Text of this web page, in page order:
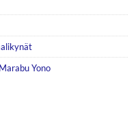
Marabu Yono